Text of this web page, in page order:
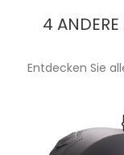
4 ANDERE
Entdecken Sie